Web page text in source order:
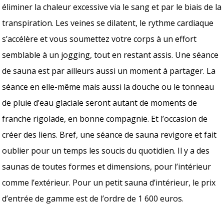
éliminer la chaleur excessive via le sang et par le biais de la
transpiration. Les veines se dilatent, le rythme cardiaque
s’accélère et vous soumettez votre corps à un effort
semblable à un jogging, tout en restant assis. Une séance
de sauna est par ailleurs aussi un moment à partager. La
séance en elle-même mais aussi la douche ou le tonneau
de pluie d’eau glaciale seront autant de moments de
franche rigolade, en bonne compagnie. Et l’occasion de
créer des liens. Bref, une séance de sauna revigore et fait
oublier pour un temps les soucis du quotidien. Il y a des
saunas de toutes formes et dimensions, pour l’intérieur
comme l’extérieur. Pour un petit sauna d’intérieur, le prix
d’entrée de gamme est de l’ordre de 1 600 euros.